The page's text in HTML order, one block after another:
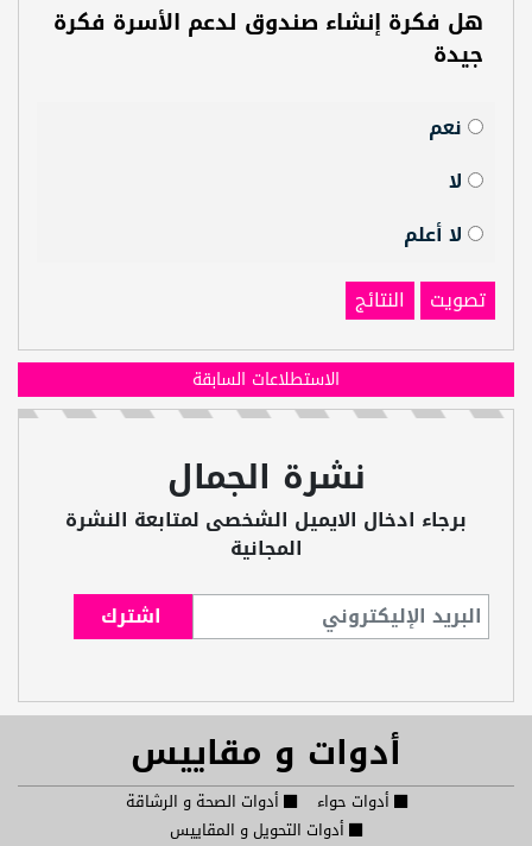
هل فكرة إنشاء صندوق لدعم الأسرة فكرة
جيدة
نعم
لا
لا أعلم
تصويت
النتائج
الاستطلاعات السابقة
نشرة الجمال
برجاء ادخال الايميل الشخصى لمتابعة النشرة
المجانية
أدوات و مقاييس
أدوات حواء
أدوات الصحة و الرشاقة
أدوات التحويل و المقاييس